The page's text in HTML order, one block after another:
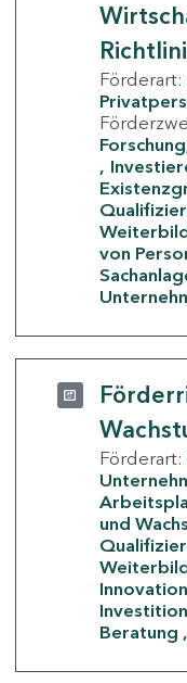
Förderart:
von
Förderart:
und
Beratung